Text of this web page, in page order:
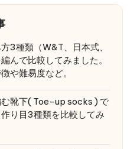
3種類（W&T、日本式、
んで比較してみました。
や難易度など。
む靴下( Toe-up socks ) で
り目3種類を比較してみ